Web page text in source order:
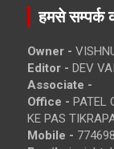
हमसे सम्पर्क
Owner -
Editor - DEV
Associate -
Office - PATEL
KE PAS
Mobile -